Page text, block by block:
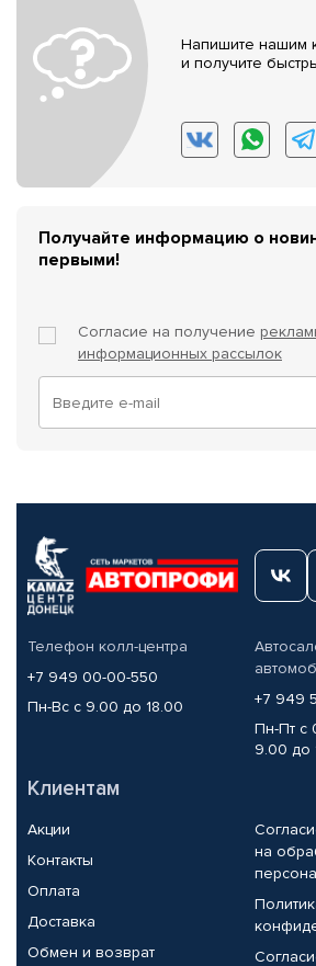
Напишите нашим
и получите
Получайте информацию о
первыми!
Согласие на получение
информационных рассылок
Телефон колл-центра
+7 949 00-00-550
Пн-Вс с 9.00 до 18.00
+7 949
Пн-Пт с
9.00 до
Клиентам
Акции
Контакты
Оплата
Доставка
Обмен и возврат
на